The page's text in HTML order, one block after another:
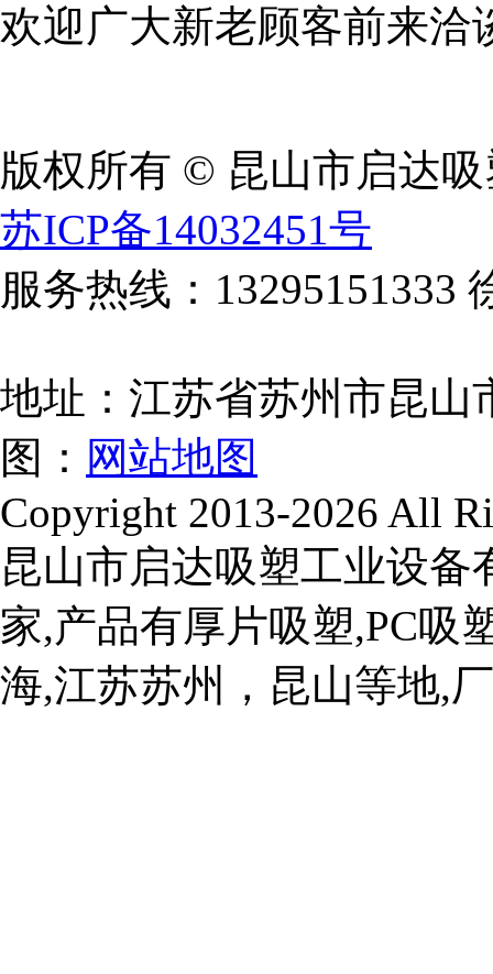
欢迎广大新老顾客前来洽
版权所有 © 昆山市启达
苏ICP备14032451号
服务热线：13295151333
地址：江苏省苏州市昆
图： 网站地图
Copyright 2013-2026 All
昆山市启达吸塑工业设
家,产品有厚片吸塑,PC吸
海,江苏苏州，昆山等地,